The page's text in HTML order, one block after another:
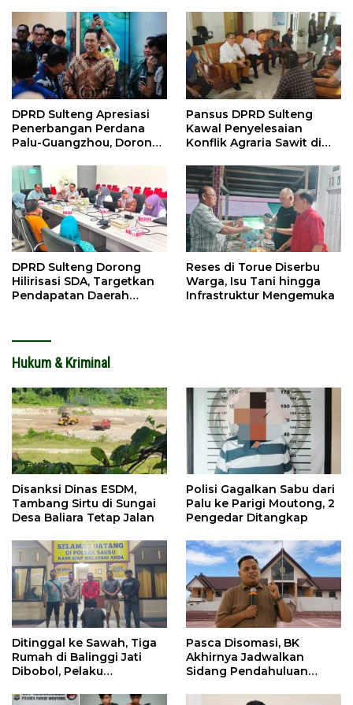
DPRD Sulteng Apresiasi
Penerbangan Perdana
Palu-Guangzhou, Dorong
Pansus DPRD Sulteng
Kawal Penyelesaian
Konflik Agraria Sawit di
DPRD Sulteng Dorong
Hilirisasi SDA, Targetkan
Pendapatan Daerah
Reses di Torue Diserbu
Warga, Isu Tani hingga
Infrastruktur Mengemuka
Hukum & Kriminal
Disanksi Dinas ESDM,
Tambang Sirtu di Sungai
Desa Baliara Tetap Jalan
Polisi Gagalkan Sabu dari
Palu ke Parigi Moutong, 2
Pengedar Ditangkap
Ditinggal ke Sawah, Tiga
Rumah di Balinggi Jati
Dibobol, Pelaku
Pasca Disomasi, BK
Akhirnya Jadwalkan
Sidang Pendahuluan